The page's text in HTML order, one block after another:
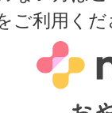
ご利用くだ